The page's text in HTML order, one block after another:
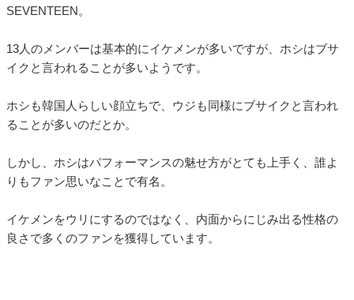
SEVENTEEN。
13人のメンバーは基本的にイケメンが多いですが、ホシはブサ
イクと言われることが多いようです。
ホシも韓国人らしい顔立ちで、ウジも同様にブサイクと言われ
ることが多いのだとか。
しかし、ホシはパフォーマンスの魅せ方がとても上手く、誰よ
りもファン思いなことで有名。
イケメンをウリにするのではなく、内面からにじみ出る性格の
良さで多くのファンを獲得しています。